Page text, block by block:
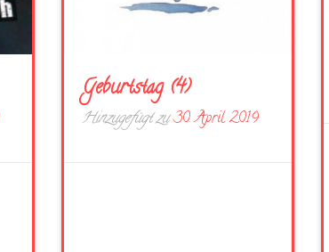
Geburtstag (4)
Hinzugefügt zu30. April 2019